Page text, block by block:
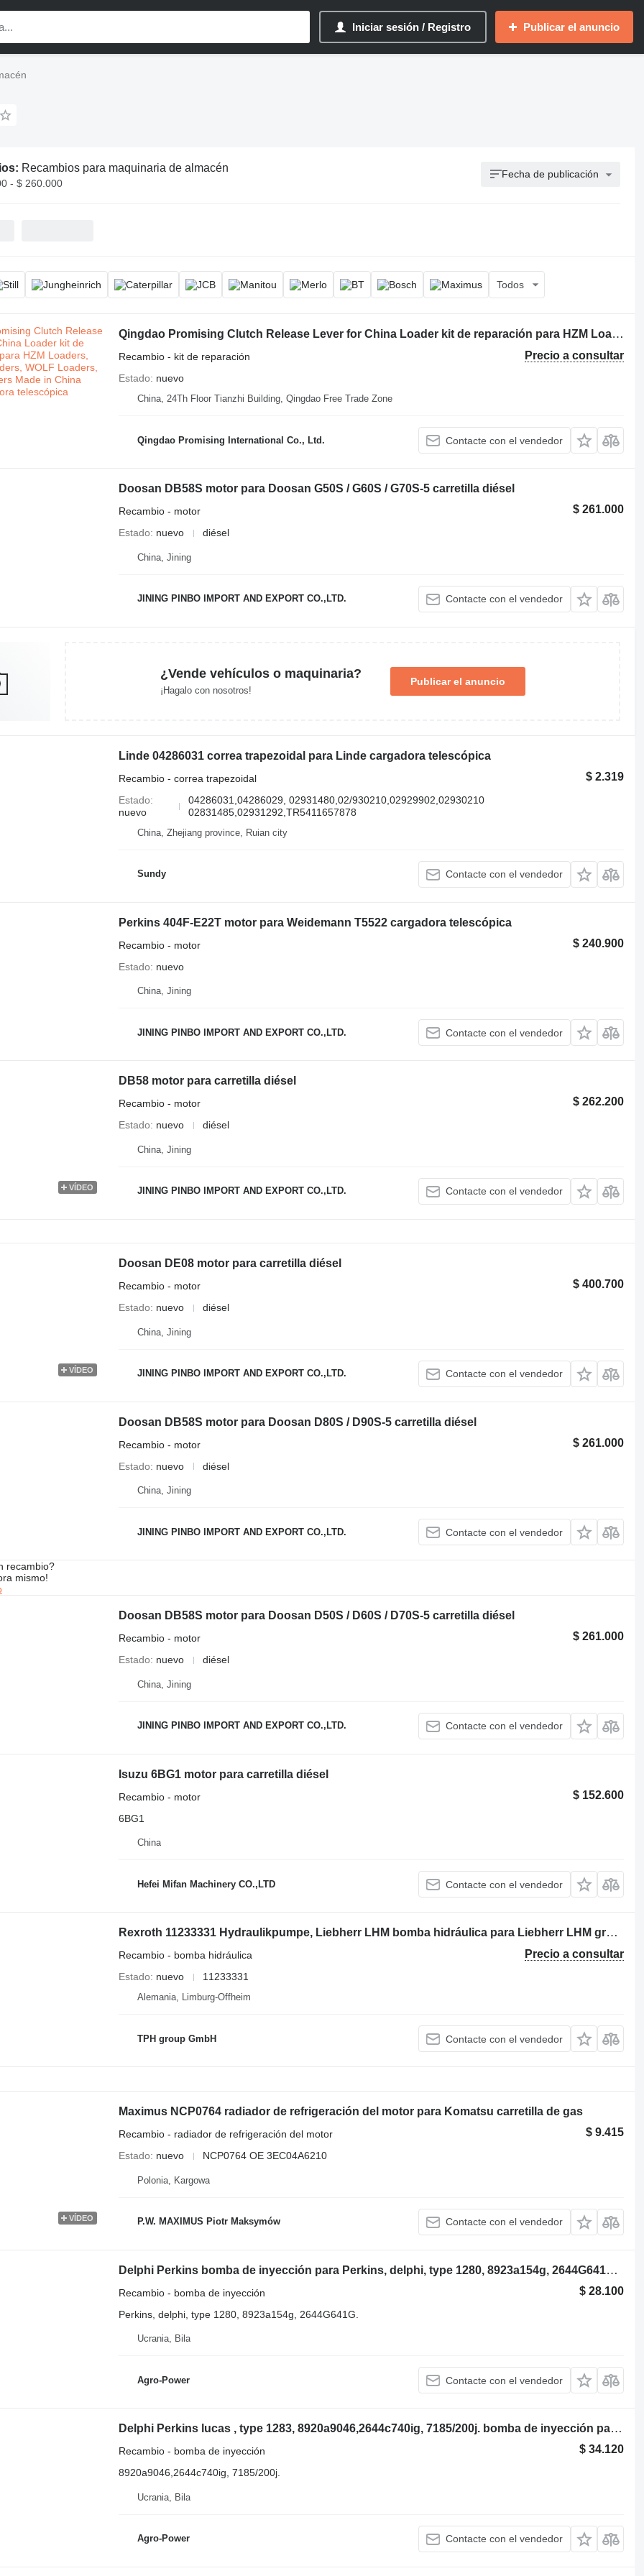
Iniciar sesión / Registro Publicar el anuncio
Recambios para maquinaria de almacén
- $ 260.000
Fecha de publicación
Todos
Qingdao Promising Clutch Release Lever for China Loader kit de reparación para HZM Loaders, EVERUN Loaders, WOLF Loaders, Any Loaders Made in China cargadora telescópica
Precio a consultar
Recambio - kit de reparación
Estado
nuevo
China, 24Th Floor Tianzhi Building, Qingdao Free Trade Zone
Qingdao Promising International Co., Ltd. Contacte con el vendedor
Doosan DB58S motor para Doosan G50S / G60S / G70S-5 carretilla diésel
$ 261.000
Recambio - motor
Estado
nuevo diésel
China, Jining
JINING PINBO IMPORT AND EXPORT CO.,LTD. Contacte con el vendedor
¿Vende vehículos o maquinaria?
¡Hagalo con nosotros!
Publicar el anuncio
Linde 04286031 correa trapezoidal para Linde cargadora telescópica
$ 2.319
Recambio - correa trapezoidal
Estado
nuevo
04286031,04286029, 02931480,02/930210,02929902,02930210
02831485,02931292,TR5411657878
China, Zhejiang province, Ruian city
Sundy Contacte con el vendedor
Perkins 404F-E22T motor para Weidemann T5522 cargadora telescópica
$ 240.900
Recambio - motor
Estado
nuevo
China, Jining
JINING PINBO IMPORT AND EXPORT CO.,LTD. Contacte con el vendedor
VÍDEO
DB58 motor para carretilla diésel
$ 262.200
Recambio - motor
Estado
nuevo diésel
China, Jining
JINING PINBO IMPORT AND EXPORT CO.,LTD. Contacte con el vendedor
VÍDEO
Doosan DE08 motor para carretilla diésel
$ 400.700
Recambio - motor
Estado
nuevo diésel
China, Jining
JINING PINBO IMPORT AND EXPORT CO.,LTD. Contacte con el vendedor
Doosan DB58S motor para Doosan D80S / D90S-5 carretilla diésel
$ 261.000
Recambio - motor
Estado
nuevo diésel
China, Jining
JINING PINBO IMPORT AND EXPORT CO.,LTD. Contacte con el vendedor
recambio?
mismo!
Doosan DB58S motor para Doosan D50S / D60S / D70S-5 carretilla diésel
$ 261.000
Recambio - motor
Estado
nuevo diésel
China, Jining
JINING PINBO IMPORT AND EXPORT CO.,LTD. Contacte con el vendedor
Isuzu 6BG1 motor para carretilla diésel
$ 152.600
Recambio - motor
6BG1
China
Hefei Mifan Machinery CO.,LTD Contacte con el vendedor
Rexroth 11233331 Hydraulikpumpe, Liebherr LHM bomba hidráulica para Liebherr LHM grúa portuaria
Precio a consultar
Recambio - bomba hidráulica
Estado
nuevo 11233331
Alemania, Limburg-Offheim
TPH group GmbH Contacte con el vendedor
VÍDEO
Maximus NCP0764 radiador de refrigeración del motor para Komatsu carretilla de gas
$ 9.415
Recambio - radiador de refrigeración del motor
Estado
nuevo NCP0764 OE 3EC04A6210
Polonia, Kargowa
P.W. MAXIMUS Piotr Maksymów Contacte con el vendedor
Delphi Perkins bomba de inyección para Perkins, delphi, type 1280, 8923a154g, 2644G641G. cargadora telescópica
$ 28.100
Recambio - bomba de inyección
Perkins, delphi, type 1280, 8923a154g, 2644G641G.
Ucrania, Bila
Agro-Power Contacte con el vendedor
Delphi Perkins lucas , type 1283, 8920a9046,2644c740ig, 7185/200j. bomba de inyección para cargadora telescópica
$ 34.120
Recambio - bomba de inyección
8920a9046,2644c740ig, 7185/200j.
Ucrania, Bila
Agro-Power Contacte con el vendedor